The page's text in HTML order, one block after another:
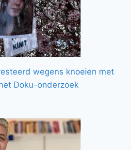
wegens knoeien met
Doku-onderzoek